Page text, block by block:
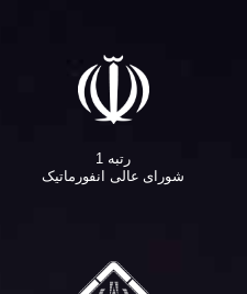
رتبه 1
شورای عالی انفورماتیک